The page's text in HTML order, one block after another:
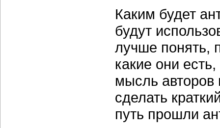
Каким будет
будут
лучше понять,
какие они
мысль авторов
сделать
путь прошли